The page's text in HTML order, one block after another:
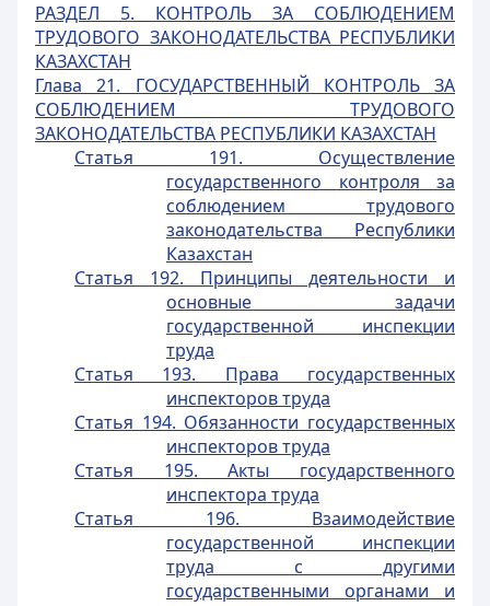
РАЗДЕЛ 5. КОНТРОЛЬ ЗА СОБЛЮДЕНИЕМ
ТРУДОВОГО ЗАКОНОДАТЕЛЬСТВА РЕСПУБЛИКИ
КАЗАХСТАН
Глава 21. ГОСУДАРСТВЕННЫЙ КОНТРОЛЬ ЗА
СОБЛЮДЕНИЕМ ТРУДОВОГО
ЗАКОНОДАТЕЛЬСТВА РЕСПУБЛИКИ КАЗАХСТАН
Статья 191. Осуществление
государственного контроля за
соблюдением трудового
законодательства Республики
Казахстан
Статья 192. Принципы деятельности и
основные задачи
государственной инспекции
труда
Статья 193. Права государственных
инспекторов труда
Статья 194. Обязанности государственных
инспекторов труда
Статья 195. Акты государственного
инспектора труда
Статья 196. Взаимодействие
государственной инспекции
труда с другими
государственными органами и